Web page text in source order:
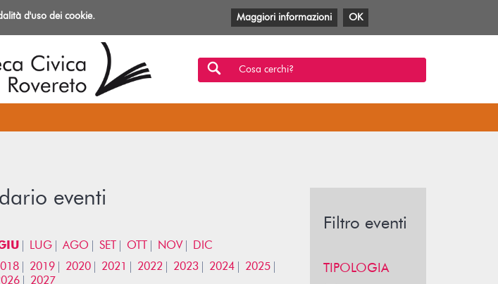
Facebook
TwitterYouTube
Anobii
SBTMlol
Cosa cerchi?
eventi
LUG AGO SET OTT NOV
DIC
2019 2020 2021 2022 2023 2024
2025
2027
Filtro eventi
TIPOLOGIA
d'uso dei cookie. Maggiori informazioni OK